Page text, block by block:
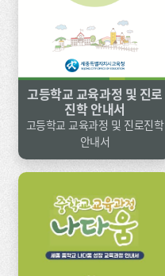
고등학교 교육과정 및 진로
진학 안내서
고등학교 교육과정 및 진로진학
안내서